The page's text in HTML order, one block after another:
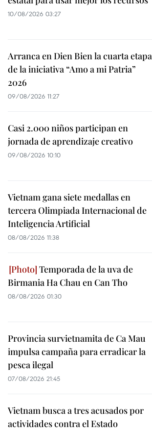
10/08/2026 03:27
Arranca en Dien Bien la cuarta etapa
de la iniciativa “Amo a mi Patria”
2026
09/08/2026 11:27
Casi 2.000 niños participan en
jornada de aprendizaje creativo
09/08/2026 10:10
Vietnam gana siete medallas en
tercera Olimpiada Internacional de
Inteligencia Artificial
08/08/2026 11:38
Temporada de la uva de
Birmania Ha Chau en Can Tho
08/08/2026 01:30
Provincia survietnamita de Ca Mau
impulsa campaña para erradicar la
pesca ilegal
07/08/2026 21:45
Vietnam busca a tres acusados por
actividades contra el Estado